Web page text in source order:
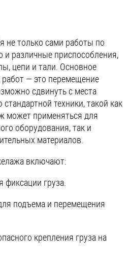
резьбой
резьбой
для яхт
не только сами работы по
различные приспособления,
цепи и тали. Основное
— это перемещение
сдвинуть с места
техники, такой как
может применяться для
оборудования, так и
материалов.
включают:
груза.
подъема и перемещения
крепления груза на